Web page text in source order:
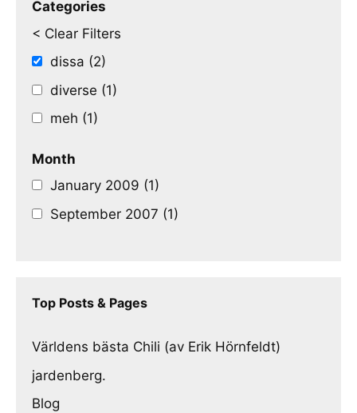
Categories
< Clear Filters
dissa (2)
diverse (1)
meh (1)
Month
January 2009 (1)
September 2007 (1)
Top Posts & Pages
Världens bästa Chili (av Erik Hörnfeldt)
jardenberg.
Blog